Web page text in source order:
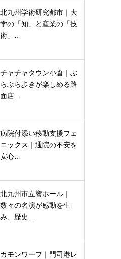
北九州学術研究都市｜大
学の「知」と産業の「技
術」…
チャチャタウン小倉｜ぶ
らぶら歩きが楽しめる路
面店…
病院付添い移動支援フェ
ニックス｜通院の不安を
安心…
北九州市立響ホール｜
数々の名演が感動を生
み、歴史…
カモンワーフ｜門司港レ